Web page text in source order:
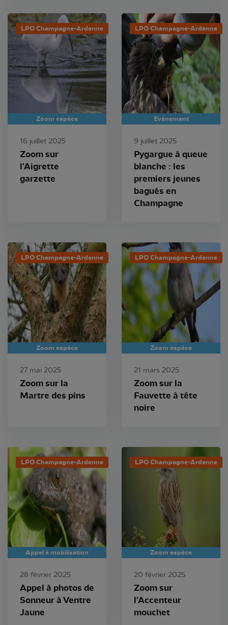
LPO Champagne-Ardenne
Zoom espèce
16 juillet 2025
Zoom sur
l'Aigrette
garzette
LPO Champagne-Ardenne
Evénement
9 juillet 2025
Pygargue à queue
blanche : les
premiers jeunes
bagués en
Champagne
LPO Champagne-Ardenne
Zoom espèce
27 mai 2025
Zoom sur la
Martre des pins
LPO Champagne-Ardenne
Zoom espèce
21 mars 2025
Zoom sur la
Fauvette à tête
noire
LPO Champagne-Ardenne
Appel à mobilisation
28 février 2025
Appel à photos de
Sonneur à Ventre
Jaune
LPO Champagne-Ardenne
Zoom espèce
20 février 2025
Zoom sur
l'Accenteur
mouchet